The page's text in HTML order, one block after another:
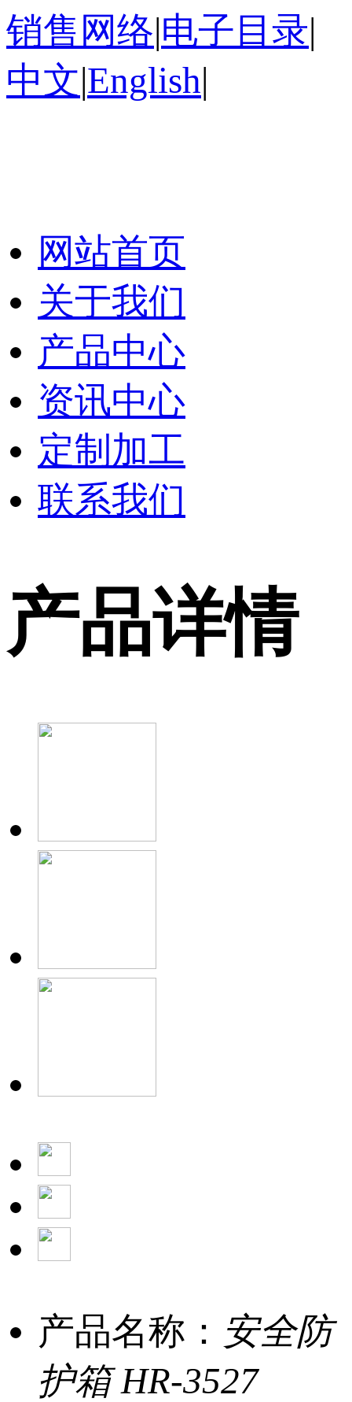
销售网络|电子目录|
中文|English|
网站首页
关于我们
产品中心
资讯中心
定制加工
联系我们
产品详情
产品名称： 安全防
护箱 HR-3527